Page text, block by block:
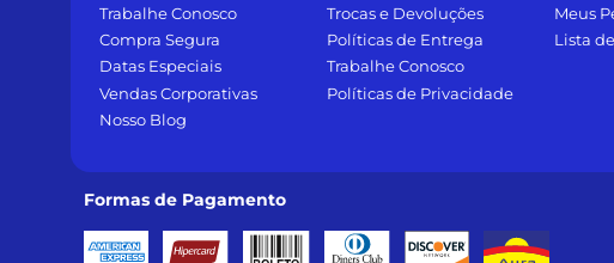
Trabalhe Conosco
Compra Segura
Datas Especiais
Vendas Corporativas
Nosso Blog
Trocas e Devoluções
Políticas de Entrega
Trabalhe Conosco
Políticas de Privacidade
Meus
Lista
Formas de Pagamento